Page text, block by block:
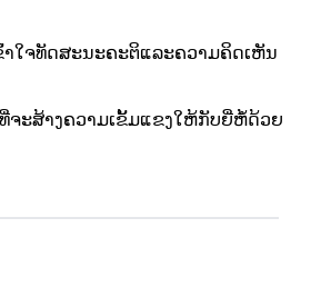
ໃຈທັດສະນະຄະຕິແລະຄວາມຄິດເຫັນ
ຈະສ້າງຄວາມເຂັ້ມແຂງໃຫ້ກັບຍີ່ຫໍ້ດ້ວຍ